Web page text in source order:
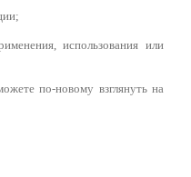
использования или
по-новому взглянуть на